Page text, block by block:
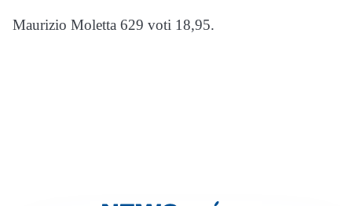
Maurizio Moletta 629 voti 18,95.